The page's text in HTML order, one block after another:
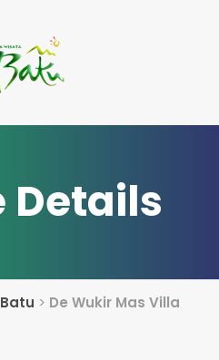
Details
> De Wukir Mas Villa